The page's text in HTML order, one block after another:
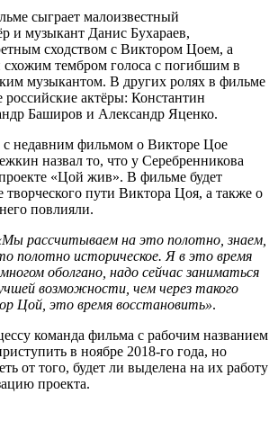
сыграет малоизвестный
и музыкант Данис Бухараев,
сходством с Виктором Цоем, а
тембром голоса с погибшим в
музыкантом. В других ролях в фильме
актёры: Константин
Баширов и Александр Яценко.
недавним фильмом о Викторе Цое
назвал то, что у Серебренникова
«Цой жив». В фильме будет
творческого пути Виктора Цоя, а также о
повлияли.
рассчитываем на это полотно, знаем,
полотно историческое. Я в это время
оболгано, надо сейчас заниматься
возможности, чем через такого
Цой, это время восстановить».
команда фильма с рабочим названием
в ноябре 2018-го года, но
от того, будет ли выделена на их работу
проекта.